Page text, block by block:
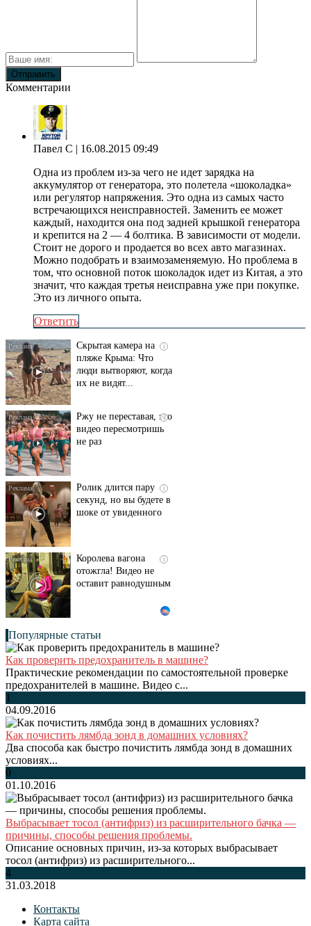
Комментарии
Павел С | 16.08.2015 09:49
Одна из проблем из-за чего не идет зарядка на
аккумулятор от генератора, это полетела «шоколадка»
или регулятор напряжения. Это одна из самых часто
встречающихся неисправностей. Заменить ее может
каждый, находится она под задней крышкой генератора
и крепится на 2 — 4 болтика. В зависимости от модели.
Стоит не дорого и продается во всех авто магазинах.
Можно подобрать и взаимозаменяемую. Но проблема в
том, что основной поток шоколадок идет из Китая, а это
значит, что каждая третья неисправна уже при покупке.
Это из личного опыта.
Ответить
i
Скрытая камера на
пляже Крыма: Что
люди вытворяют, когда
их не видят...
i
Ржу не переставая, это
видео пересмотришь
не раз
i
Ролик длится пару
секунд, но вы будете в
шоке от увиденного
i
Королева вагона
отожгла! Видео не
оставит равнодушным
Популярные статьи
Как проверить предохранитель в машине?
Практические рекомендации по самостоятельной проверке
предохранителей в машине. Видео с...
1
04.09.2016
Как почистить лямбда зонд в домашних условиях?
Два способа как быстро почистить лямбда зонд в домашних
условиях...
0
01.10.2016
Выбрасывает тосол (антифриз) из расширительного бачка —
причины, способы решения проблемы.
Описание основных причин, из-за которых выбрасывает
тосол (антифриз) из расширительного...
4
31.03.2018
Контакты
Карта сайта